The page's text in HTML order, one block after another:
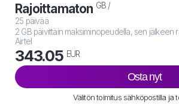
Rajoittamaton GB /
25 päivää
2 GB päivittäin maksiminopeudella, sen jälkeen
Airtel
343.05 EUR
Osta nyt
Välitön toimitus sähköpostilla ja